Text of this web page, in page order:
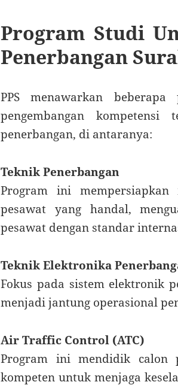
Program Studi
Penerbangan
PPS menawarkan
pengembangan
penerbangan, di antaranya:
Teknik Penerbangan
Program ini
pesawat yang handal,
pesawat dengan standar
Teknik Elektronika
Fokus pada sistem elektronik
menjadi jantung operasional
Air Traffic Control (ATC)
Program ini mendidik calon
kompeten untuk menjaga